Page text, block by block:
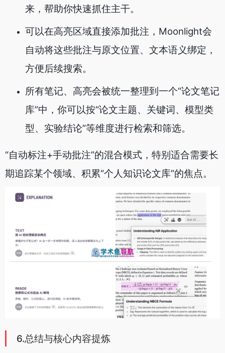
来，帮助你快速抓住主干。
可以在高亮区域直接添加批注，Moonlight会
自动将这些批注与原文位置、文本语义绑定，
方便后续搜索。
所有笔记、高亮会被统一整理到一个“论文笔记
库”中，你可以按“论文主题、关键词、模型类
型、实验结论”等维度进行检索和筛选。
“自动标注+手动批注”的混合模式，特别适合需要长
期追踪某个领域、积累“个人知识论文库”的焦点。
6.总结与核心内容提炼